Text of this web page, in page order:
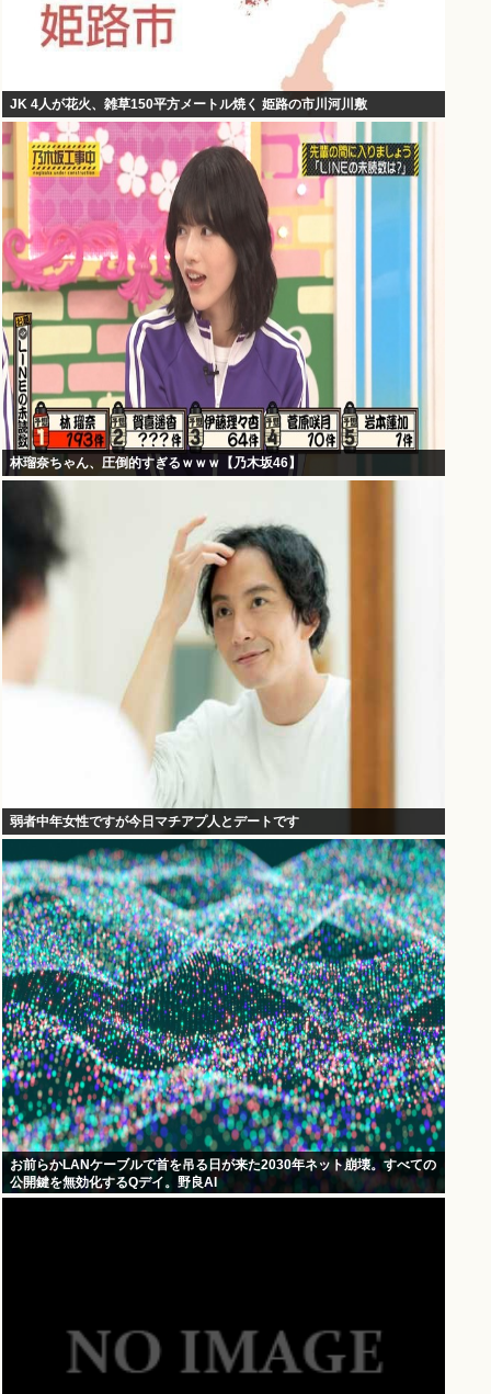
JK 4人が花火、雑草150平方メートル焼く 姫路の市川河川敷
林瑠奈ちゃん、圧倒的すぎるｗｗｗ【乃木坂46】
弱者中年女性ですが今日マチアプ人とデートです
お前らかLANケーブルで首を吊る日が来た2030年ネット崩壊。すべての
公開鍵を無効化するQデイ。野良AI